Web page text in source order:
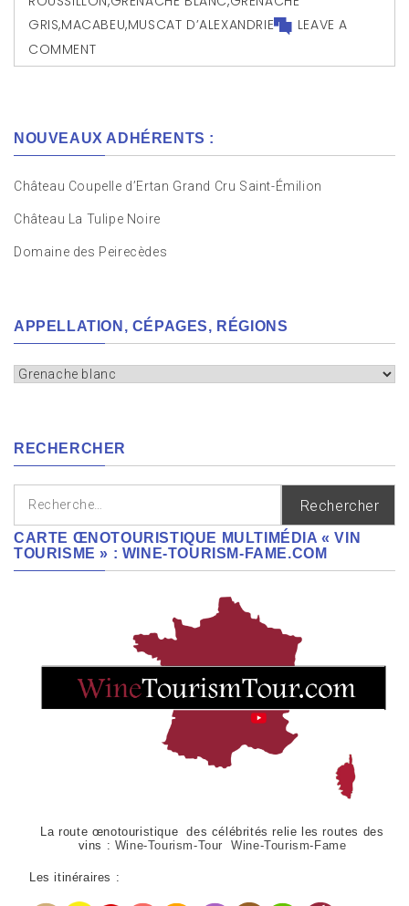
GRIS,MACABEU,MUSCAT D’ALEXANDRIE
LEAVE A
COMMENT
NOUVEAUX ADHÉRENTS :
Château Coupelle d’Ertan Grand Cru Saint-Émilion
Château La Tulipe Noire
Domaine des Peirecèdes
APPELLATION, CÉPAGES, RÉGIONS
Appellation,
RECHERCHER
Rechercher :
CARTE ŒNOTOURISTIQUE MULTIMÉDIA « VIN
TOURISME » : WINE-TOURISM-FAME.COM
La route œnotouristique des célébrités relie les routes des
vins : Wine-Tourism-Tour Wine-Tourism-Fame
Les itinéraires :